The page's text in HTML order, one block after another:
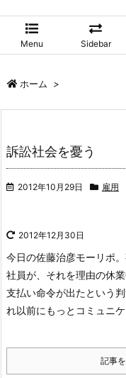
Menu Sidebar
ホーム >
訴訟社会を憂う
2012年10月29日 雇用
2012年12月30日
今日の佐藤治彦モーリポ
社員が、それを理由の休
支払い命令が出たという
れ以前にもっとコミュニ
記事